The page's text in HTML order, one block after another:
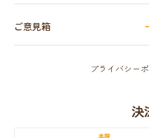
ご意見箱
プライバシー
決